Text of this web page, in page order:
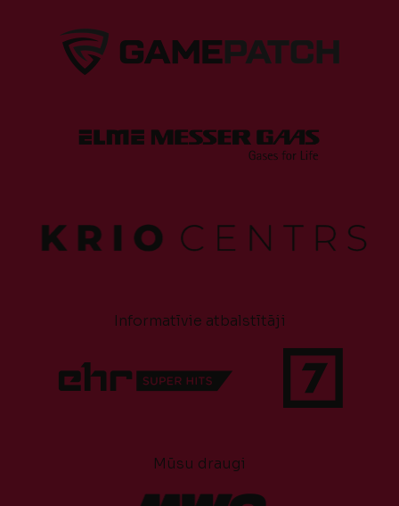
Informatīvie atbalstītāji
Mūsu draugi